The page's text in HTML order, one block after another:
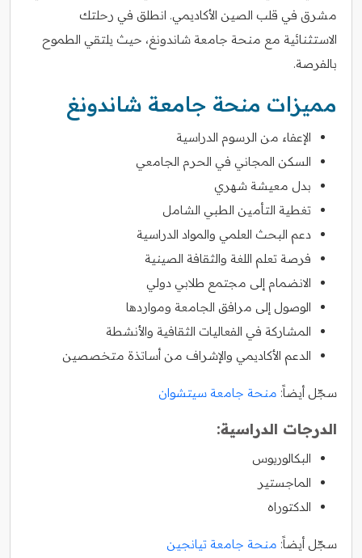
مشرق في قلب الصين الأكاديمي. انطلق في رحلتك
الاستثنائية مع منحة جامعة شاندونغ، حيث يلتقي الطموح
بالفرصة.
مميزات منحة جامعة شاندونغ
الإعفاء من الرسوم الدراسية
السكن المجاني في الحرم الجامعي
بدل معيشة شهري
تغطية التأمين الطبي الشامل
دعم البحث العلمي والمواد الدراسية
فرصة تعلم اللغة والثقافة الصينية
الانضمام إلى مجتمع طلابي دولي
الوصول إلى مرافق الجامعة ومواردها
المشاركة في الفعاليات الثقافية والأنشطة
الدعم الأكاديمي والإشراف من أساتذة متخصصين
سجّل أيضاً: منحة جامعة سيتشوان
الدرجات الدراسية:
البكالوريوس
الماجستير
الدكتوراه
سجّل أيضاً: منحة جامعة تيانجين